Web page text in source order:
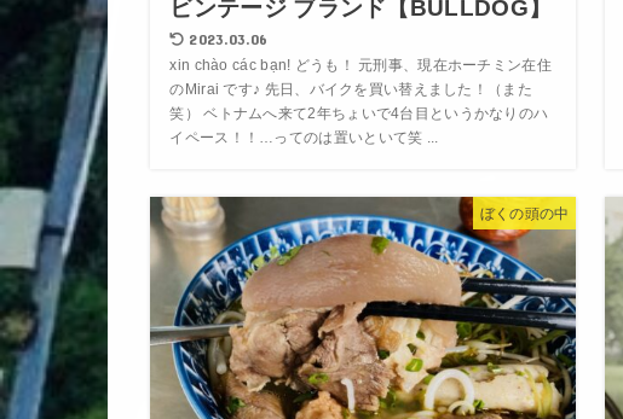
ビンテージ ブランド【BULLDOG】
2023.03.06
xin chào các bạn! どうも！ 元刑事、現在ホーチミン在住
のMirai です♪ 先日、バイクを買い替えました！（また
笑） ベトナムへ来て2年ちょいで4台目というかなりのハ
イペース！！…ってのは置いといて笑 ...
ぼくの頭の中